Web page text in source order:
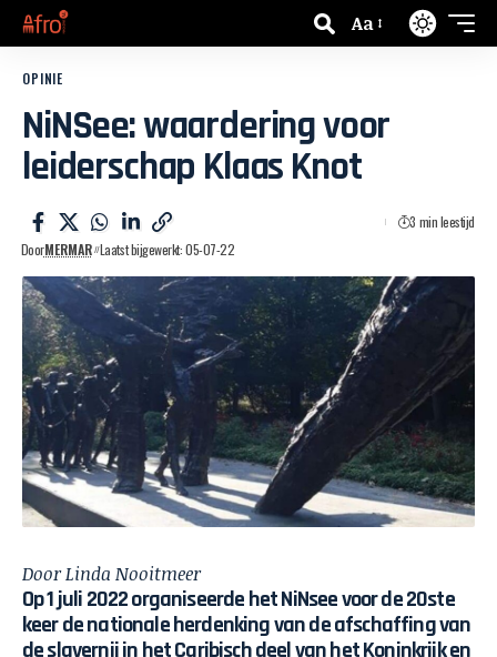
Aa
OPINIE
NiNSee: waardering voor
leiderschap Klaas Knot
DoorMERMAR Laatst bijgewerkt: 05-07-22
3 min leestijd
Door Linda Nooitmeer
Op 1 juli 2022 organiseerde hetNiNseevoor de 20ste
keer de nationale herdenking van de afschaffing van
de slavernij in het Caribisch deel van het Koninkrijk en